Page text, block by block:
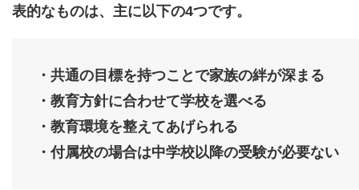
表的なものは、主に以下の4つです。
・共通の目標を持つことで家族の絆が深まる
・教育方針に合わせて学校を選べる
・教育環境を整えてあげられる
・付属校の場合は中学校以降の受験が必要ない